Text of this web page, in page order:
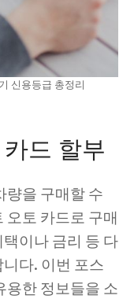
신용등급 총정리
드 할부
량을 구매할 수
오토 카드로 구매
이나 금리 등 다
다. 이번 포스
용한 정보들을 소